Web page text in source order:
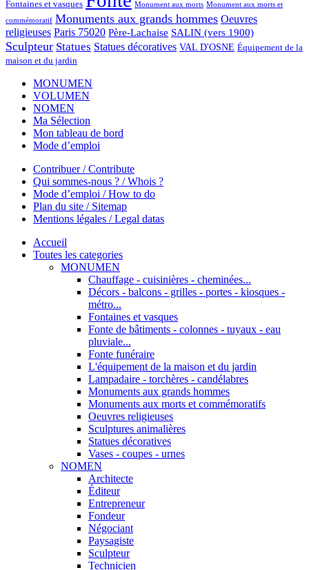
Fontaines et vasques Monument aux morts Monument aux morts et
commémoratif Monuments aux grands hommes Oeuvres
religieuses Paris 75020 Père-Lachaise SALIN (vers 1900)
Sculpteur Statues Statues décoratives VAL D'OSNE Équipement de la
maison et du jardin
MONUMEN
VOLUMEN
NOMEN
Ma Sélection
Mon tableau de bord
Mode d’emploi
Contribuer / Contribute
Qui sommes-nous ? / Whois ?
Mode d’emploi / How to do
Plan du site / Sitemap
Mentions légales / Legal datas
Accueil
Toutes les categories
MONUMEN
Chauffage - cuisinières - cheminées...
Décors - balcons - grilles - portes - kiosques -
métro...
Fontaines et vasques
Fonte de bâtiments - colonnes - tuyaux - eau
pluviale...
Fonte funéraire
L'équipement de la maison et du jardin
Lampadaire - torchères - candélabres
Monuments aux grands hommes
Monuments aux morts et commémoratifs
Oeuvres religieuses
Sculptures animalières
Statues décoratives
Vases - coupes - urnes
NOMEN
Architecte
Éditeur
Entrepreneur
Fondeur
Négociant
Paysagiste
Sculpteur
Technicien